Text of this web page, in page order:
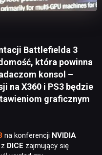
Battlefielda 3
która powinna
konsol –
na X360 i PS3 będzie
graficznym
na konferencji NVIDIA
z DICE zajmujący się